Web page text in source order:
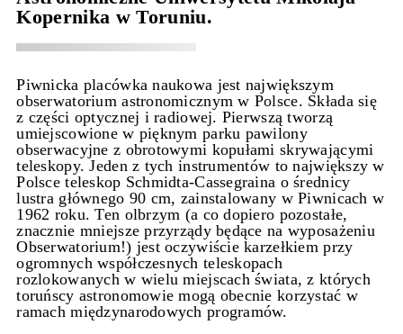
Kopernika w Toruniu.
Piwnicka placówka naukowa jest największym
obserwatorium astronomicznym w Polsce. Składa się
z części optycznej i radiowej. Pierwszą tworzą
umiejscowione w pięknym parku pawilony
obserwacyjne z obrotowymi kopułami skrywającymi
teleskopy. Jeden z tych instrumentów to największy w
Polsce teleskop Schmidta-Cassegraina o średnicy
lustra głównego 90 cm, zainstalowany w Piwnicach w
1962 roku. Ten olbrzym (a co dopiero pozostałe,
znacznie mniejsze przyrządy będące na wyposażeniu
Obserwatorium!) jest oczywiście karzełkiem przy
ogromnych współczesnych teleskopach
rozlokowanych w wielu miejscach świata, z których
toruńscy astronomowie mogą obecnie korzystać w
ramach międzynarodowych programów.